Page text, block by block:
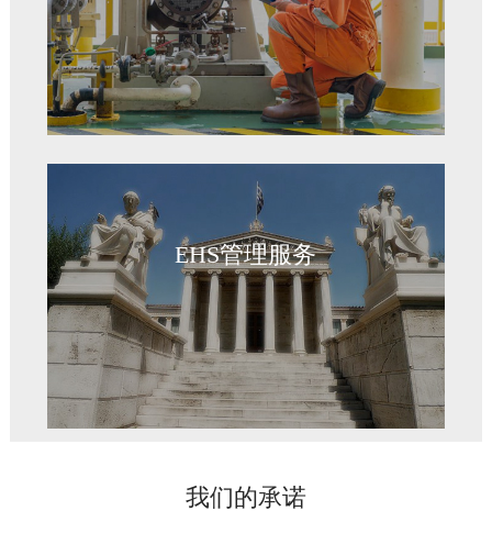
EHS管理服务
我们的承诺